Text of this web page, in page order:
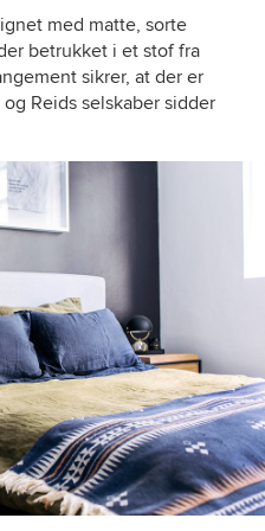
med matte, sorte
betrukket i et stof fra
sikrer, at der er
Reids selskaber sidder